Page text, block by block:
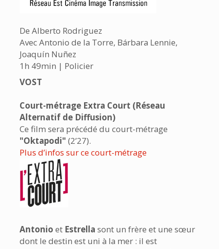
De Alberto Rodriguez
Avec Antonio de la Torre, Bárbara Lennie,
Joaquín Nuñez
1h 49min | Policier
VOST
Court-métrage Extra Court (Réseau
Alternatif de Diffusion)
Ce film sera précédé du court-métrage
"Oktapodi" (2’27).
Plus d’infos sur ce court-métrage
Antonio et Estrella sont un frère et une sœur
dont le destin est uni à la mer : il est